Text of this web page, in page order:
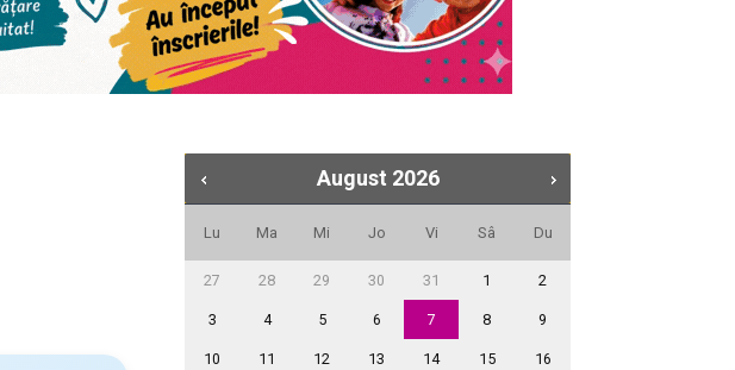
August 2026
Lu Ma Mi Jo Vi Sâ Du
27 28 29 30 31 1 2
3 4 5 6 7 8 9
10 11 12 13 14 15 16